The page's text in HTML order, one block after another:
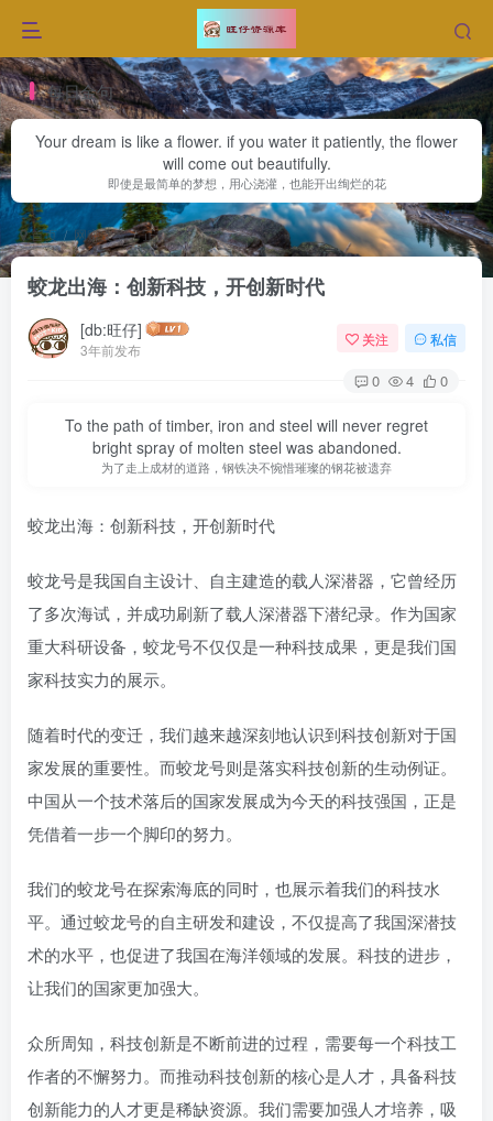
每日金句
Your dream is like a flower. if you water it patiently, the flower
will come out beautifully.
即使是最简单的梦想，用心浇灌，也能开出绚烂的花
首页 网赚文章 正文
蛟龙出海：创新科技，开创新时代
[db:旺仔]
3年前发布
关注 私信
0 4 0
To the path of timber, iron and steel will never regret
bright spray of molten steel was abandoned.
为了走上成材的道路，钢铁决不惋惜璀璨的钢花被遗弃
蛟龙出海：创新科技，开创新时代
蛟龙号是我国自主设计、自主建造的载人深潜器，它曾经历
了多次海试，并成功刷新了载人深潜器下潜纪录。作为国家
重大科研设备，蛟龙号不仅仅是一种科技成果，更是我们国
家科技实力的展示。
随着时代的变迁，我们越来越深刻地认识到科技创新对于国
家发展的重要性。而蛟龙号则是落实科技创新的生动例证。
中国从一个技术落后的国家发展成为今天的科技强国，正是
凭借着一步一个脚印的努力。
我们的蛟龙号在探索海底的同时，也展示着我们的科技水
平。通过蛟龙号的自主研发和建设，不仅提高了我国深潜技
术的水平，也促进了我国在海洋领域的发展。科技的进步，
让我们的国家更加强大。
众所周知，科技创新是不断前进的过程，需要每一个科技工
作者的不懈努力。而推动科技创新的核心是人才，具备科技
创新能力的人才更是稀缺资源。我们需要加强人才培养，吸